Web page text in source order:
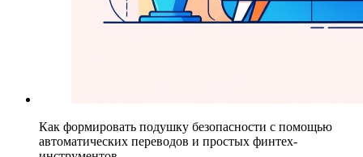
Как формировать подушку безопасности с помощью
автоматических переводов и простых финтех-